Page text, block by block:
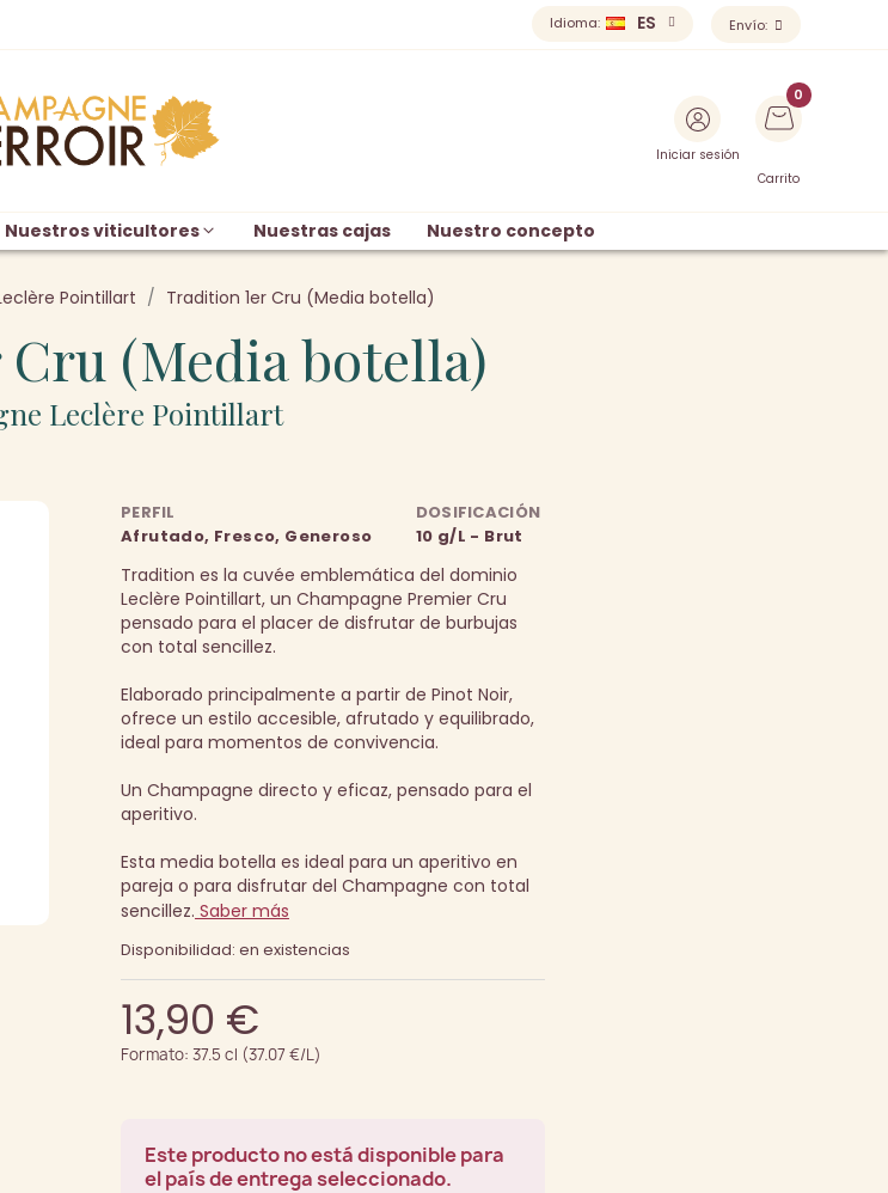
Idioma: ES Envío:
Iniciar sesión
Carrito
Nuestros viticultores Nuestras cajas Nuestro concepto
Pointillart Tradition 1er Cru (Media botella)
(Media botella)
Leclère Pointillart
PERFIL
Afrutado, Fresco, Generoso
DOSIFICACIÓN
10 g/L - Brut
Tradition es la cuvée emblemática del dominio
Leclère Pointillart, un Champagne Premier Cru
pensado para el placer de disfrutar de burbujas
con total sencillez.
Elaborado principalmente a partir de Pinot Noir,
ofrece un estilo accesible, afrutado y equilibrado,
ideal para momentos de convivencia.
Un Champagne directo y eficaz, pensado para el
aperitivo.
Esta media botella es ideal para un aperitivo en
pareja o para disfrutar del Champagne con total
sencillez. Saber más
Disponibilidad: en existencias
13,90 €
Formato: 37.5 cl (37.07 €/L)
Este producto no está disponible para
el país de entrega seleccionado.